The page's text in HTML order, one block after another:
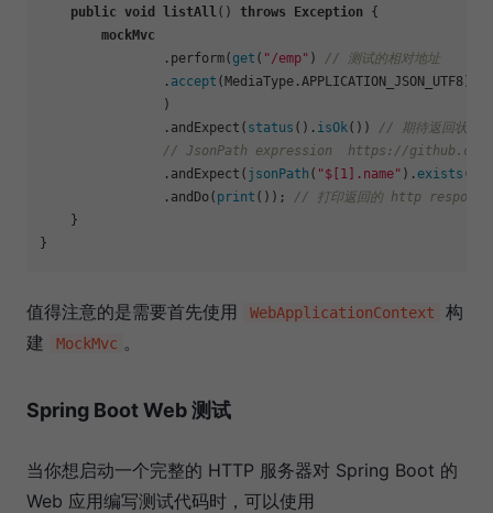
public void listAll() throws Exception {
mockMvc
.perform(get ( "/emp" ) // 测试的相对地址
                .
accept (MediaType.APPLICATION_JSON_UTF8)
                )
.andExpect ( status (). isOk()) // 期待返回状态
// JsonPath expression  https://github.com/
.andExpect ( jsonPath ( "$[1].name" ).exists ())
.andDo( print ()); // 打印返回的 http response
    }
值得注意的是需要首先使用 WebApplicationContext
构
建
MockMvc 。
Spring Boot Web 测试
当你想启动一个完整的 HTTP 服务器对 Spring Boot 的
Web 应用编写测试代码时，可以使用